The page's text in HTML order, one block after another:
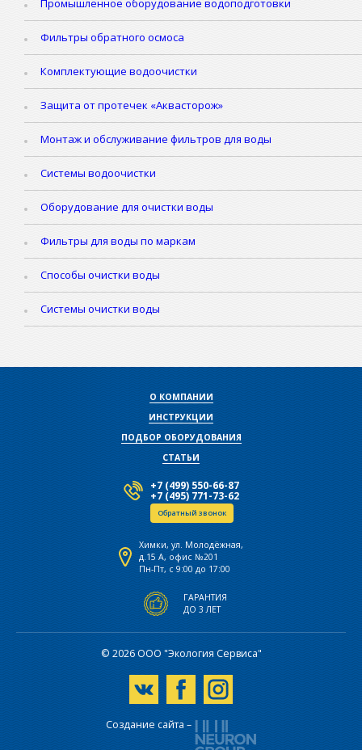
Промышленное оборудование водоподготовки
Фильтры обратного осмоса
Комплектующие водоочистки
Защита от протечек «Аквасторож»
Монтаж и обслуживание фильтров для воды
Системы водоочистки
Оборудование для очистки воды
Фильтры для воды по маркам
Способы очистки воды
Системы очистки воды
О КОМПАНИИ
ИНСТРУКЦИИ
ПОДБОР ОБОРУДОВАНИЯ
СТАТЬИ
+7 (499) 550-66-87
+7 (495) 771-73-62
Обратный звонок
Химки, ул. Молодёжная,
д.15 А, офис №201
Пн-Пт, с 9:00 до 17:00
ГАРАНТИЯ
ДО 3 ЛЕТ
© 2026 ООО "Экология Сервиса"
Создание сайта –